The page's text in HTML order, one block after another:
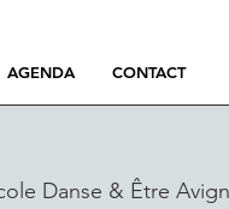
AGENDA CONTACT
Danse & Être